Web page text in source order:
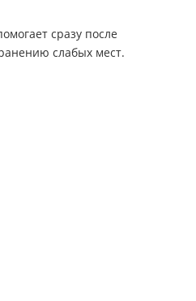
сразу после
слабых мест.